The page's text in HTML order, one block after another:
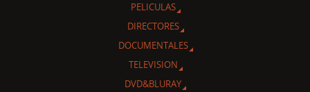
PELICULAS
DIRECTORES
DOCUMENTALES
TELEVISION
DVD&BLURAY